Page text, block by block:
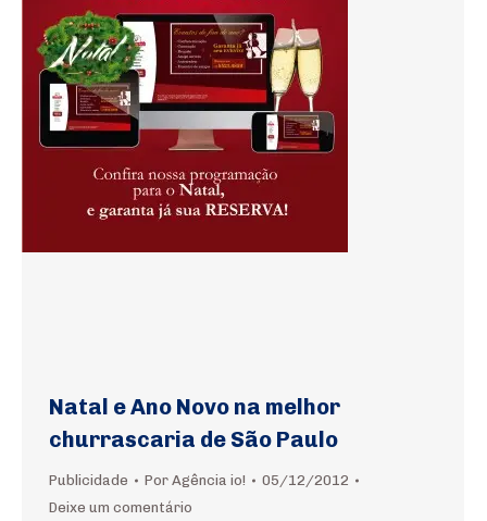
Natal e Ano Novo na melhor
churrascaria de São Paulo
Publicidade Por Agência io!
05/12/2012
Deixe um comentário